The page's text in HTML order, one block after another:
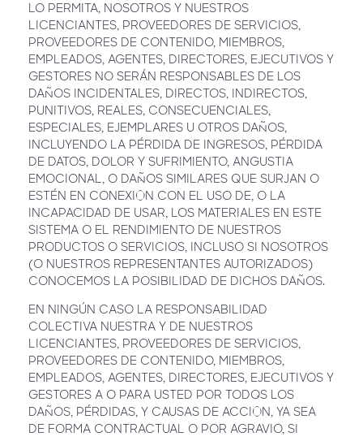
LO PERMITA, NOSOTROS Y NUESTROS
LICENCIANTES, PROVEEDORES DE SERVICIOS,
PROVEEDORES DE CONTENIDO, MIEMBROS,
EMPLEADOS, AGENTES, DIRECTORES, EJECUTIVOS Y
GESTORES NO SERÁN RESPONSABLES DE LOS
DAÑOS INCIDENTALES, DIRECTOS, INDIRECTOS,
PUNITIVOS, REALES, CONSECUENCIALES,
ESPECIALES, EJEMPLARES U OTROS DAÑOS,
INCLUYENDO LA PÉRDIDA DE INGRESOS, PÉRDIDA
DE DATOS, DOLOR Y SUFRIMIENTO, ANGUSTIA
EMOCIONAL, O DAÑOS SIMILARES QUE SURJAN O
ESTÉN EN CONEXIÓN CON EL USO DE, O LA
INCAPACIDAD DE USAR, LOS MATERIALES EN ESTE
SISTEMA O EL RENDIMIENTO DE NUESTROS
PRODUCTOS O SERVICIOS, INCLUSO SI NOSOTROS
(O NUESTROS REPRESENTANTES AUTORIZADOS)
CONOCEMOS LA POSIBILIDAD DE DICHOS DAÑOS.
EN NINGÚN CASO LA RESPONSABILIDAD
COLECTIVA NUESTRA Y DE NUESTROS
LICENCIANTES, PROVEEDORES DE SERVICIOS,
PROVEEDORES DE CONTENIDO, MIEMBROS,
EMPLEADOS, AGENTES, DIRECTORES, EJECUTIVOS Y
GESTORES A O PARA USTED POR TODOS LOS
DAÑOS, PÉRDIDAS, Y CAUSAS DE ACCIÓN, YA SEA
DE FORMA CONTRACTUAL O POR AGRAVIO, SI